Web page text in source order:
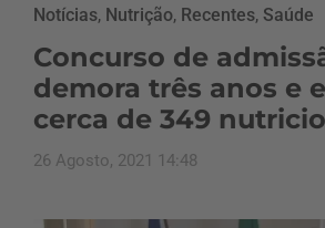
Notícias, Nutrição, Recentes, Saúde
Concurso de
demora três anos e
cerca de 349
26 Agosto, 2021 14:48